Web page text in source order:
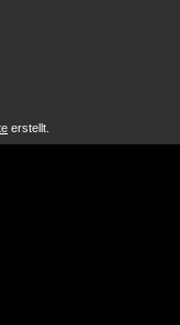
erstellt.